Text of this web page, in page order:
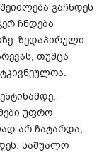
გაჩნდეს
ჩნდება
ზედაპირული
თუმცა
უფრო
არ ჩატარდა,
საშუალო